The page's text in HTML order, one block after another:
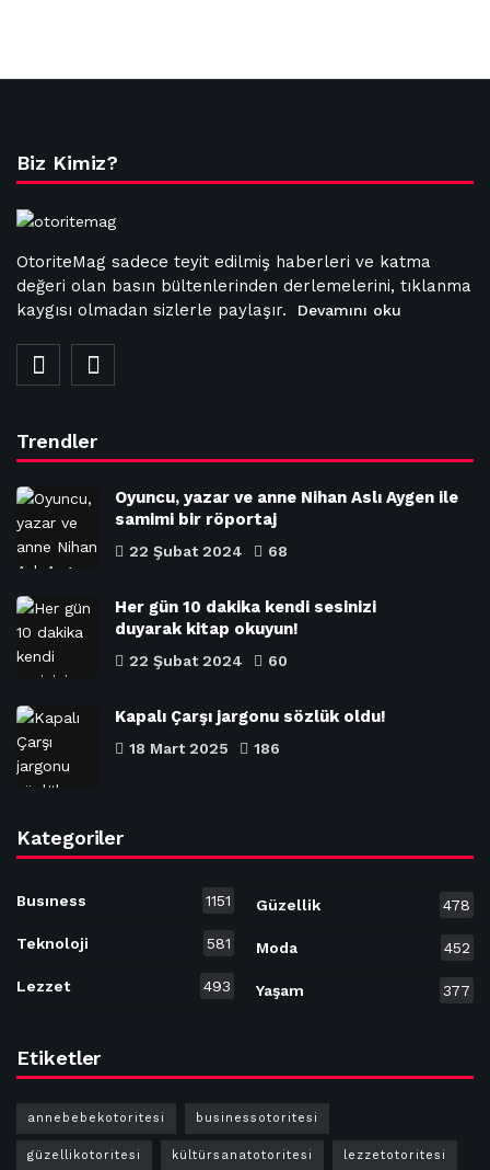
Biz Kimiz?
OtoriteMag sadece teyit edilmiş haberleri ve katma
değeri olan basın bültenlerinden derlemelerini, tıklanma
kaygısı olmadan sizlerle paylaşır.
Devamını oku
Trendler
Oyuncu, yazar ve anne Nihan Aslı Aygen ile
samimi bir röportaj
22 Şubat 2024 68
Her gün 10 dakika kendi sesinizi
duyarak kitap okuyun!
22 Şubat 2024 60
Kapalı Çarşı jargonu sözlük oldu!
18 Mart 2025 186
Kategoriler
Busıness 1151
Teknoloji 581
Lezzet 493
Güzellik 478
Moda 452
Yaşam 377
Etiketler
annebebekotoritesi businessotoritesi
güzellikotoritesi kültürsanatotoritesi lezzetotoritesi